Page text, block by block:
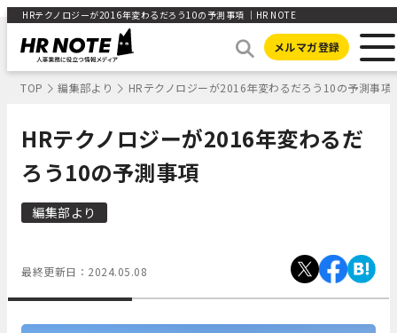
HRテクノロジーが2016年変わるだろう10の予測事項 ｜HR NOTE
メルマガ登録
TOP 編集部より HRテクノロジーが2016年変わるだろう10の予測事項
HRテクノロジーが2016年変わるだ
ろう10の予測事項
編集部より
最終更新日： 2024.05.08